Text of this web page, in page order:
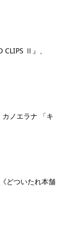
CLIPS Ⅱ』、
ノエラナ 「キ
どついたれ本舗